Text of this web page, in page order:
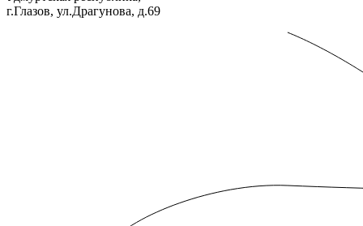
г.Глазов, ул.Драгунова, д.69